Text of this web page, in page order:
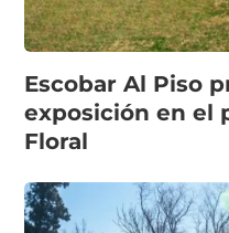
Escobar Al Piso
exposición en el
Floral